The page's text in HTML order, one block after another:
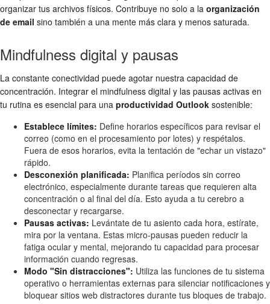
organizar tus archivos físicos. Contribuye no solo a la organización
de email sino también a una mente más clara y menos saturada.
Mindfulness digital y pausas
La constante conectividad puede agotar nuestra capacidad de
concentración. Integrar el mindfulness digital y las pausas activas en
tu rutina es esencial para una productividad Outlook sostenible:
Establece límites: Define horarios específicos para revisar el
correo (como en el procesamiento por lotes) y respétalos.
Fuera de esos horarios, evita la tentación de "echar un vistazo"
rápido.
Desconexión planificada: Planifica períodos sin correo
electrónico, especialmente durante tareas que requieren alta
concentración o al final del día. Esto ayuda a tu cerebro a
desconectar y recargarse.
Pausas activas: Levántate de tu asiento cada hora, estírate,
mira por la ventana. Estas micro-pausas pueden reducir la
fatiga ocular y mental, mejorando tu capacidad para procesar
información cuando regresas.
Modo "Sin distracciones": Utiliza las funciones de tu sistema
operativo o herramientas externas para silenciar notificaciones y
bloquear sitios web distractores durante tus bloques de trabajo.